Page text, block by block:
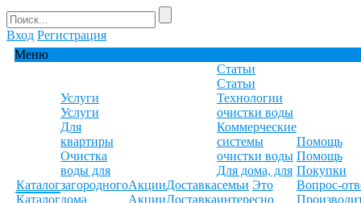
Вход Регистрация
Меню
Каталог
Каталог
Услуги
Услуги
Для
квартиры
Очистка
воды для
загородного
дома
Акции
Акции
Доставка
Доставка
Статьи
Статьи
Технологии
очистки воды
Коммерческие
системы
очистки воды
Для дома, для
семьи Это
интересно
Помощь
Помощь
Покупки
Вопрос-